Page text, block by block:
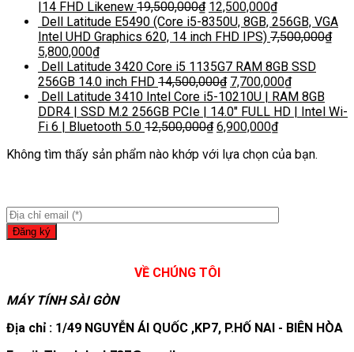
|14 FHD Likenew 19,500,000₫ 12,500,000₫
Dell Latitude E5490 (Core i5-8350U, 8GB, 256GB, VGA
Intel UHD Graphics 620, 14 inch FHD IPS) 7,500,000₫
5,800,000₫
Dell Latitude 3420 Core i5 1135G7 RAM 8GB SSD
256GB 14.0 inch FHD 14,500,000₫ 7,700,000₫
Dell Latitude 3410 Intel Core i5-10210U | RAM 8GB
DDR4 | SSD M.2 256GB PCIe | 14.0″ FULL HD | Intel Wi-
Fi 6 | Bluetooth 5.0 12,500,000₫ 6,900,000₫
Không tìm thấy sản phẩm nào khớp với lựa chọn của bạn.
VỀ CHÚNG TÔI
MÁY TÍNH SÀI GÒN
Địa chỉ : 1/49 NGUYỄN ÁI QUỐC ,KP7, P.HỐ NAI - BIÊN HÒA